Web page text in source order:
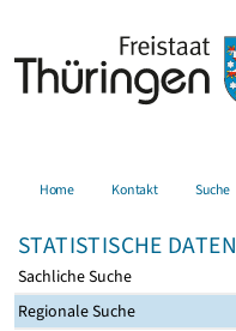
Home Kontakt Suche
STATISTISCHE DATEN
Sachliche Suche
Regionale Suche